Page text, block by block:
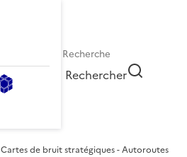
Rechercher
Cartes de bruit stratégiques - Autoroutes